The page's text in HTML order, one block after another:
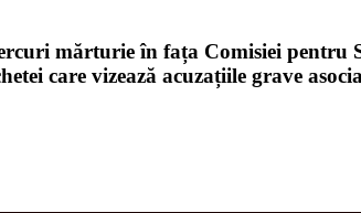
mărturie în fața Comisiei pentru
care vizează acuzațiile grave